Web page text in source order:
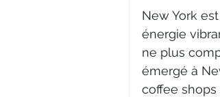
New York
énergie
ne plus
émergé à
coffee